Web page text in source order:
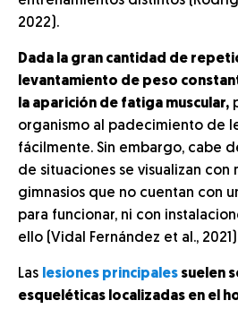
2022).
Dada la gran cantidad de
levantamiento de peso
la aparición de fatiga muscular,
organismo al padecimiento de
fácilmente. Sin embargo, cabe
de situaciones se visualizan con
gimnasios que no cuentan con
para funcionar, ni con
ello (Vidal Fernández et al.,
Las lesiones principales suelen
esqueléticas localizadas en el